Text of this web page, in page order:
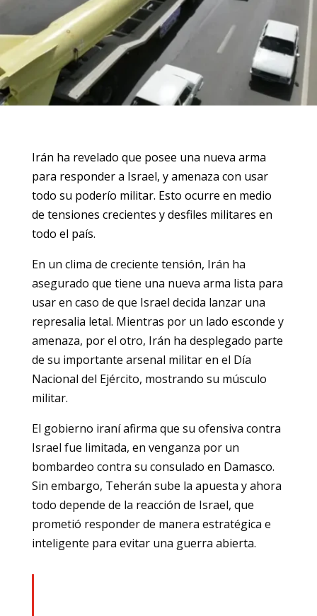
Irán ha revelado que posee una nueva arma
para responder a Israel, y amenaza con usar
todo su poderío militar. Esto ocurre en medio
de tensiones crecientes y desfiles militares en
todo el país.
En un clima de creciente tensión, Irán ha
asegurado que tiene una nueva arma lista para
usar en caso de que Israel decida lanzar una
represalia letal. Mientras por un lado esconde y
amenaza, por el otro, Irán ha desplegado parte
de su importante arsenal militar en el Día
Nacional del Ejército, mostrando su músculo
militar.
El gobierno iraní afirma que su ofensiva contra
Israel fue limitada, en venganza por un
bombardeo contra su consulado en Damasco.
Sin embargo, Teherán sube la apuesta y ahora
todo depende de la reacción de Israel, que
prometió responder de manera estratégica e
inteligente para evitar una guerra abierta.